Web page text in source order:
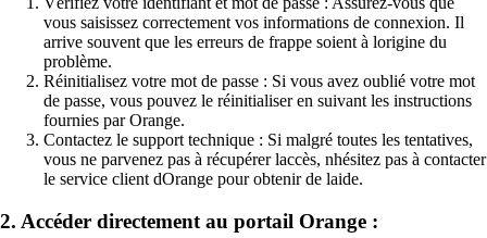
vous saisissez correctement vos informations de connexion. Il
arrive souvent que les erreurs de frappe soient à lorigine du
problème.
Réinitialisez votre mot de passe : Si vous avez oublié votre mot
de passe, vous pouvez le réinitialiser en suivant les instructions
fournies par Orange.
Contactez le support technique : Si malgré toutes les tentatives,
vous ne parvenez pas à récupérer laccès, nhésitez pas à contacter
le service client dOrange pour obtenir de laide.
2. Accéder directement au portail Orange :